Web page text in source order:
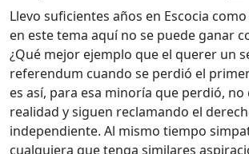
Llevo suficientes años en Escocia
en este tema aquí no se puede ganar
¿Qué mejor ejemplo que el querer un
referendum cuando se perdió el
es así, para esa minoría que perdió, no
realidad y siguen reclamando el
independiente. Al mismo tiempo
cualquiera que tenga similares